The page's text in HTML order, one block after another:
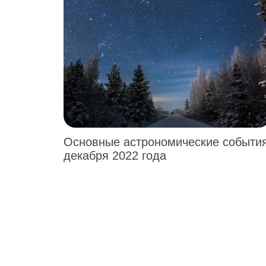
Основные астрономические
декабря 2022 года